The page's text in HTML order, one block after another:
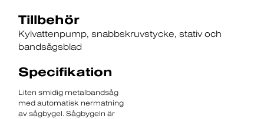
Tillbehör
Kylvattenpump snabbskruvstycke stativ och
bandsågsblad
Specifikation
Liten smidig metalbandsåg
med automatisk nermatning
av sågbygel. Sågbygeln är